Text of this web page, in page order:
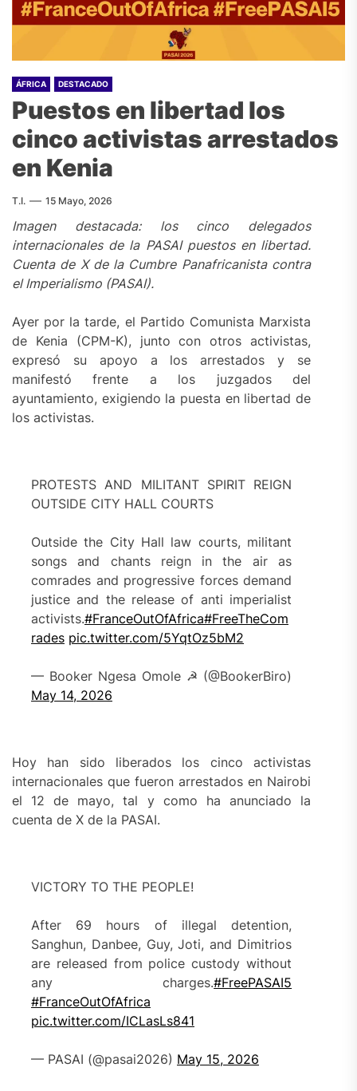
ÁFRICA DESTACADO
Puestos en libertad los
cinco activistas arrestados
en Kenia
T.I. 15 Mayo, 2026
Imagen destacada: los cinco delegados
internacionales de la PASAI puestos en libertad.
Cuenta de X de la Cumbre Panafricanista contra
el Imperialismo (PASAI).
Ayer por la tarde, el Partido Comunista Marxista
de Kenia (CPM-K), junto con otros activistas,
expresó su apoyo a los arrestados y se
manifestó frente a los juzgados del
ayuntamiento, exigiendo la puesta en libertad de
los activistas.
PROTESTS AND MILITANT SPIRIT REIGN
OUTSIDE CITY HALL COURTS
Outside the City Hall law courts, militant
songs and chants reign in the air as
comrades and progressive forces demand
justice and the release of anti imperialist
activists.#FranceOutOfAfrica#FreeTheCom
rades pic.twitter.com/5YqtOz5bM2
— Booker Ngesa Omole ☭ (@BookerBiro)
May 14, 2026
Hoy han sido liberados los cinco activistas
internacionales que fueron arrestados en Nairobi
el 12 de mayo, tal y como ha anunciado la
cuenta de X de la PASAI.
VICTORY TO THE PEOPLE!
After 69 hours of illegal detention,
Sanghun, Danbee, Guy, Joti, and Dimitrios
are released from police custody without
any charges.#FreePASAI5
#FranceOutOfAfrica
pic.twitter.com/ICLasLs841
— PASAI (@pasai2026) May 15, 2026